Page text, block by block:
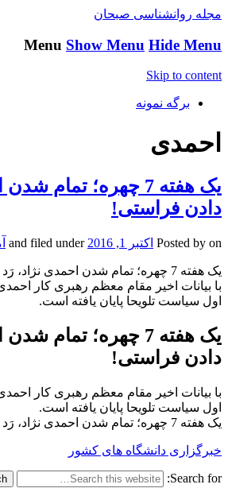
مجله روانشناسی صبحان
Menu Show Menu Hide Menu
Skip to content
برگه نمونه
احمدی
یک هفته 7 چهره؛ تمام
دادن فراستی!
Posted by on اکتبر 1, 2016 and filed under
یک هفته 7 چهره؛ تمام شدن احمدی نژاد، رَد دادن فراستی!
با بیانات اخیر مقام معظم رهبری کار
اول سیاست تلویحا پایان یافته است.
یک هفته 7 چهره؛ تمام
دادن فراستی!
با بیانات اخیر مقام معظم رهبری کار
اول سیاست تلویحا پایان یافته است.
یک هفته 7 چهره؛ تمام شدن احمدی نژاد، رَد دادن فراستی!
خبرگزاری دانشگاه های کشور
Search for: